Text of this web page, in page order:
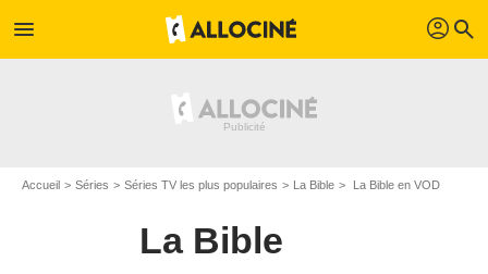
menu profil search
Accueil Séries Séries TV les plus populaires La Bible La Bible en VOD
La Bible